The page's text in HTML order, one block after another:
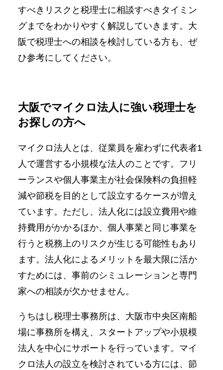
すべきリスクと税理士に相談すべきタイミン
グまでをわかりやすく解説していきます。大
阪で税理士への相談を検討している方も、ぜ
ひ参考にしてください。
大阪でマイクロ法人に強い税理士を
お探しの方へ
マイクロ法人とは、従業員を雇わずに代表者1
人で運営する小規模な法人のことです。フリ
ーランスや個人事業主が社会保険料の負担軽
減や節税を目的として設立するケースが増え
ています。ただし、法人化には設立費用や維
持費用がかかるほか、個人事業と同じ事業を
行うと税務上のリスクが生じる可能性もあり
ます。法人化によるメリットを最大限に活か
すためには、事前のシミュレーションと専門
家への相談が欠かせません。
うちはし税理士事務所は、大阪市中央区南船
場に事務所を構え、スタートアップや小規模
法人を中心にサポートを行っています。マイ
クロ法人の設立を検討されている方には、節